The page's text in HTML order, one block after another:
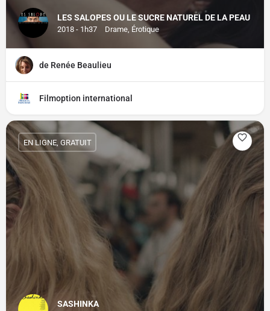
LES SALOPES OU LE SUCRE NATUREL DE LA PEAU
2018 - 1h37 Drame, Érotique
de Renée Beaulieu
Filmoption international
SASHINKA
EN LIGNE, GRATUIT